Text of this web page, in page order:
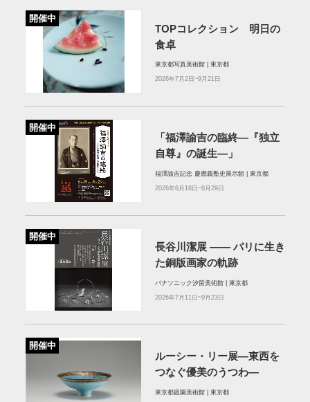
開催中
TOPコレクション 明日の
食卓
東京都写真美術館 | 東京都
2026年7月2日~9月21日
開催中
「福澤諭吉の臨終―『独立
自尊』の誕生―」
福澤諭吉記念 慶應義塾史展示館 | 東京都
2026年6月18日~8月29日
開催中
長谷川潔展 ―― パリに生き
た銅版画家の軌跡
パナソニック汐留美術館 | 東京都
2026年7月11日~9月23日
開催中
ルーシー・リー展―東西を
つなぐ優美のうつわ―
東京都庭園美術館 | 東京都